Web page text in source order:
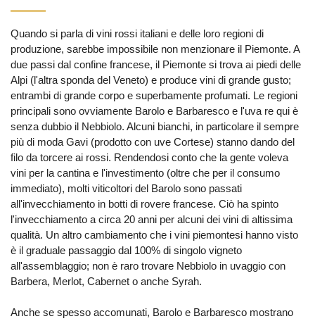
Quando si parla di vini rossi italiani e delle loro regioni di
produzione, sarebbe impossibile non menzionare il Piemonte. A
due passi dal confine francese, il Piemonte si trova ai piedi delle
Alpi (l'altra sponda del Veneto) e produce vini di grande gusto;
entrambi di grande corpo e superbamente profumati. Le regioni
principali sono ovviamente Barolo e Barbaresco e l'uva re qui è
senza dubbio il Nebbiolo. Alcuni bianchi, in particolare il sempre
più di moda Gavi (prodotto con uve Cortese) stanno dando del
filo da torcere ai rossi. Rendendosi conto che la gente voleva
vini per la cantina e l'investimento (oltre che per il consumo
immediato), molti viticoltori del Barolo sono passati
all'invecchiamento in botti di rovere francese. Ciò ha spinto
l'invecchiamento a circa 20 anni per alcuni dei vini di altissima
qualità. Un altro cambiamento che i vini piemontesi hanno visto
è il graduale passaggio dal 100% di singolo vigneto
all'assemblaggio; non è raro trovare Nebbiolo in uvaggio con
Barbera, Merlot, Cabernet o anche Syrah.
Anche se spesso accomunati, Barolo e Barbaresco mostrano